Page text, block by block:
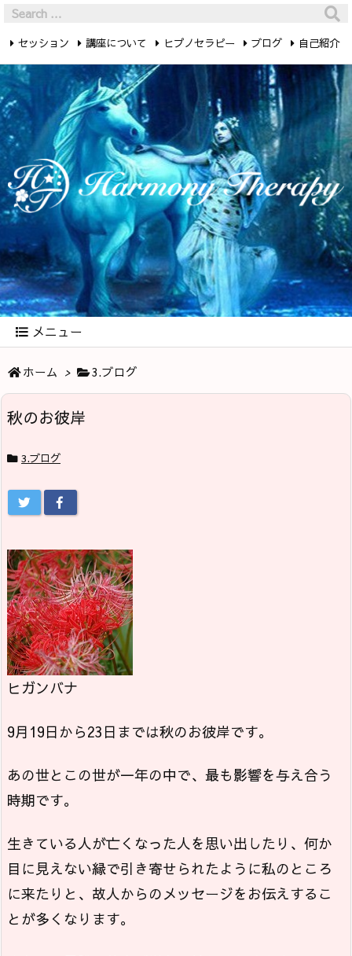
メニュー
セッション 講座について ヒプノセラピー ブログ 自己紹介
最新記事 お問い合わせ
ホーム > 3.ブログ
秋のお彼岸
3.ブログ
ヒガンバナ
9月19日から23日までは秋のお彼岸です。
あの世とこの世が一年の中で、最も影響を与え合う
時期です。
生きている人が亡くなった人を思い出したり、何か
目に見えない縁で引き寄せられたように私のところ
に来たりと、故人からのメッセージをお伝えするこ
とが多くなります。